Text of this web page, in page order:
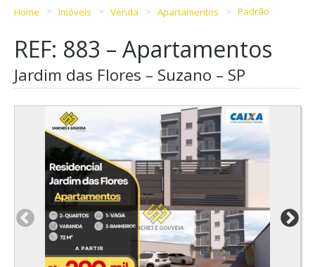
Home Imóveis Venda Apartamentos Padrão
REF: 883 – Apartamentos
Jardim das Flores – Suzano – SP